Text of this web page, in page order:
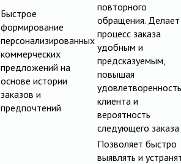
Быстрое
формирование
персонализированных
коммерческих
предложений на
основе истории
заказов и
предпочтений
повторного
обращения. Делает
процесс заказа
удобным и
предсказуемым,
повышая
удовлетворенность
клиента и
вероятность
следующего заказа
Позволяет быстро
выявлять и